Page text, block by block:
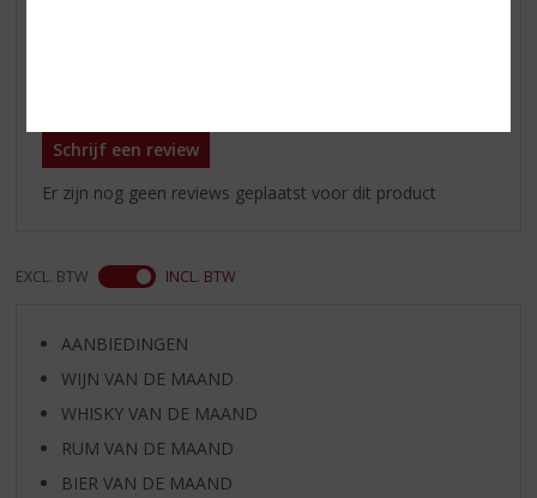
Schrijf een review
Er zijn nog geen reviews geplaatst voor dit product
EXCL. BTW INCL. BTW
AANBIEDINGEN
WIJN VAN DE MAAND
WHISKY VAN DE MAAND
RUM VAN DE MAAND
BIER VAN DE MAAND